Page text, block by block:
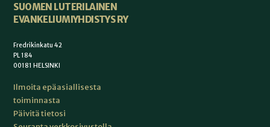
SUOMEN LUTERILAINEN
EVANKELIUMIYHDISTYS RY
Fredrikinkatu 42
PL 184
00181 HELSINKI
Ilmoita epäasiallisesta
toiminnasta
Päivitä tietosi